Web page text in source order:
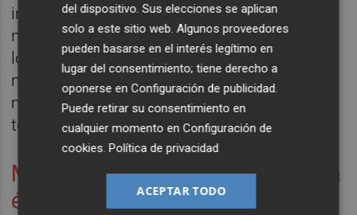
inteligencia y humor negro de su falta de
necesidad de una pareja. Decepcionada por
los hombres que ha conocido hasta el
momento y llegada a una mediana edad,
mantiene una soltería militante y se aleja
totalmente de un concepto cursi del amor.
Mujer fuera de los cánones de la
época
del dispositivo. Sus elecciones se aplican
solo a este sitio web. Algunos proveedores
pueden basarse en el interés legítimo en
lugar del consentimiento; tiene derecho a
oponerse enConfiguración de publicidad.
Puede retirar su consentimiento en
cualquier momento enConfiguración de
cookies.Política de privacidad
ACEPTAR TODO